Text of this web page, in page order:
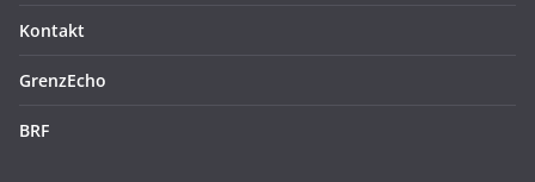
Kontakt
GrenzEcho
BRF